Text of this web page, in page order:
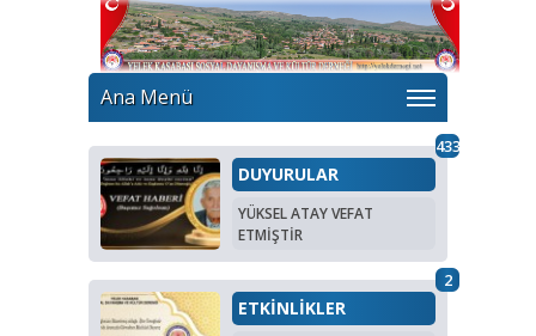
Ana Menü
433
DUYURULAR
YÜKSEL ATAY VEFAT
ETMİŞTİR
2
ETKİNLİKLER